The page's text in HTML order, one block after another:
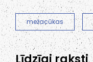
mežacūkas